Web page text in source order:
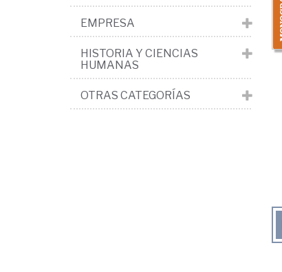
EMPRESA
HISTORIA Y CIENCIAS
HUMANAS
OTRAS CATEGORÍAS